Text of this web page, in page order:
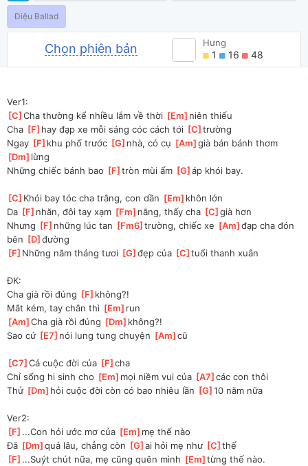
Điệu Ballad
Chọn phiên bản Hưng
1 16 48
Ver1:
[C ]
Cha thường kể nhiều lắm về thời [Em ]niên thiếu
Cha [F ]hay đạp xe mỗi sáng cóc cách tới [C ]trường
Ngay [F ]khu phố trước [G ]nhà, có cụ [Am ]
già bán bánh thơm
Dm ]lừng
Những chiếc bánh bao [F ]tròn mùi ấm [G ]
áp khói bay.
[C ]Khói bay tóc cha trắng, con dần [Em ]khôn lớn
Da [F ]nhăn, đôi tay xạm [Fm ]nắng, thấy cha [C ]
già hơn
Nhưng [F ]những lúc tan [Fm6 ]trường, chiếc xe [Am ]
đạp cha đón
bên [D ]
đường
[F ]Những năm tháng tươi [G ]
đẹp của [C ]tuổi thanh xuân
ĐK:
Cha già rồi đúng [F ]không?!
Mắt kém, tay chân thì [Em ]run
[Am ]
Cha già rồi đúng [Dm ]không?!
Sao cứ [E7 ]nói lung tung chuyện [Am ]
cũ
[C7 ]
Cả cuộc đời của [F ]
cha
Chỉ sống hi sinh cho [Em ]mọi niềm vui của [A7 ]
các con thôi
Thử [Dm ]hỏi cuộc đời còn có bao nhiêu lần [G ]
10 năm nữa
Ver2:
[F ]...Con hỏi ước mơ của [Em ]mẹ thế nào
Đã [Dm ]
quá lâu, chẳng còn [G ]
ai hỏi mẹ như [C ]thế
[F ]...Suýt chút nữa, mẹ cũng quên mình [Em ]từng thế nào.